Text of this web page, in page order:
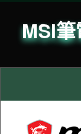
MSI